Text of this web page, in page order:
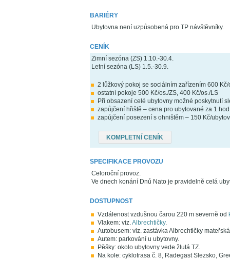
BARIÉRY
Ubytovna není uzpůsobená pro TP návštěvníky.
CENÍK
Zimní sezóna (ZS) 1.10.-30.4.
Letní sezóna (LS) 1.5.-30.9.
2 lůžkový pokoj se sociálním zařízením 600 Kč/
ostatní pokoje 500 Kč/os./ZS, 400 Kč/os./LS
Při obsazení celé ubytovny možné poskytnutí
zapůjčení hřiště – cena pro ubytované za 1
zapůjčení posezení s ohništěm – 150 Kč/
KOMPLETNÍ CENÍK
SPECIFIKACE PROVOZU
Celoroční provoz.
Ve dnech konání Dnů Nato je pravidelně celá
DOSTUPNOST
Vzdálenost vzdušnou čarou 220 m severně od
Vlakem: viz.Albrechtičky.
Autobusem: viz. zastávka Albrechtičky
Autem: parkování u ubytovny.
Pěšky: okolo ubytovny vede žlutá TZ.
Na kole: cyklotrasa č. 8, Radegast Slezsko,